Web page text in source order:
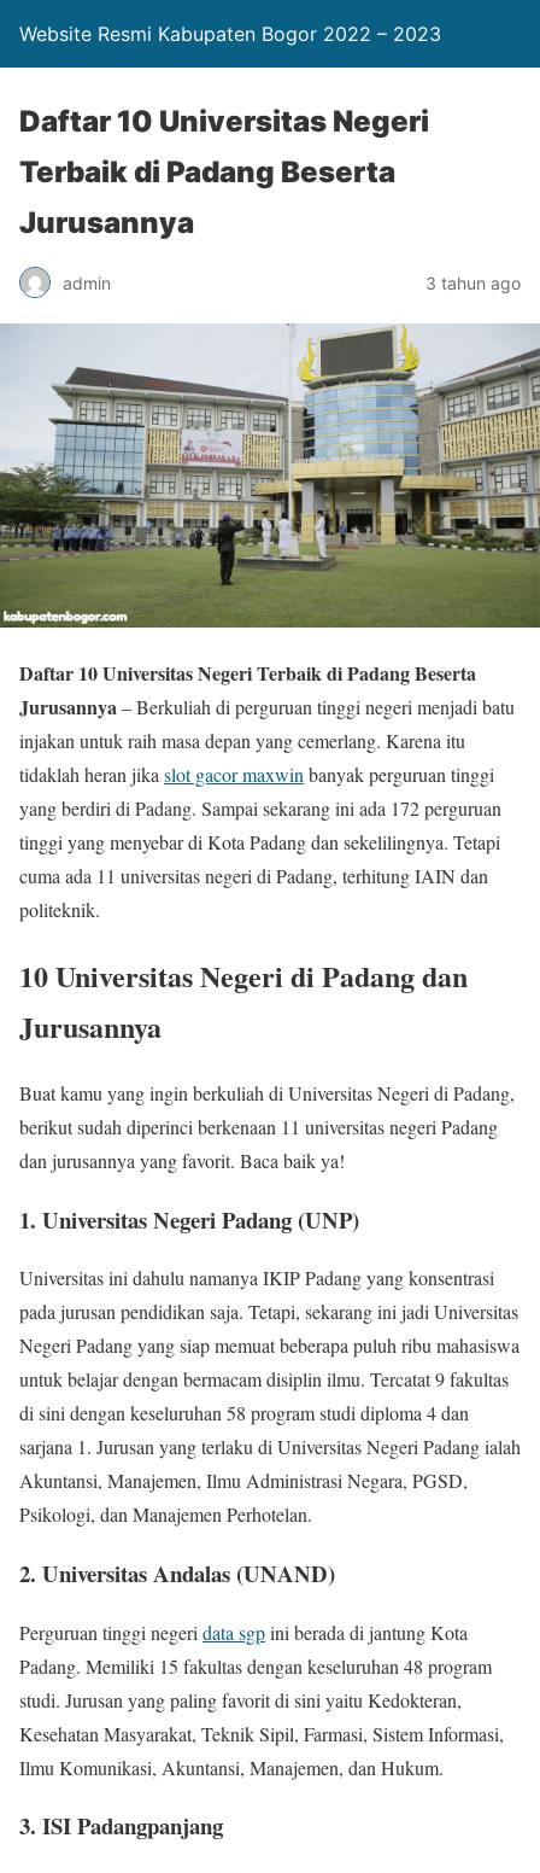
Website Resmi Kabupaten Bogor 2022 – 2023
Daftar 10 Universitas Negeri
Terbaik di Padang Beserta
Jurusannya
admin 3 tahun ago
Daftar 10 Universitas Negeri Terbaik di Padang Beserta
Jurusannya– Berkuliah di perguruan tinggi negeri menjadi batu
injakan untuk raih masa depan yang cemerlang. Karena itu
tidaklah heran jika slot gacor maxwin banyak perguruan tinggi
yang berdiri di Padang. Sampai sekarang ini ada 172 perguruan
tinggi yang menyebar di Kota Padang dan sekelilingnya. Tetapi
cuma ada 11 universitas negeri di Padang, terhitung IAIN dan
politeknik.
10 Universitas Negeri di Padang dan
Jurusannya
Buat kamu yang ingin berkuliah di Universitas Negeri di Padang,
berikut sudah diperinci berkenaan 11 universitas negeri Padang
dan jurusannya yang favorit. Baca baik ya!
1. Universitas Negeri Padang (UNP)
Universitas ini dahulu namanya IKIP Padang yang konsentrasi
pada jurusan pendidikan saja. Tetapi, sekarang ini jadi Universitas
Negeri Padang yang siap memuat beberapa puluh ribu mahasiswa
untuk belajar dengan bermacam disiplin ilmu. Tercatat 9 fakultas
di sini dengan keseluruhan 58 program studi diploma 4 dan
sarjana 1. Jurusan yang terlaku di Universitas Negeri Padang ialah
Akuntansi, Manajemen, Ilmu Administrasi Negara, PGSD,
Psikologi, dan Manajemen Perhotelan.
2. Universitas Andalas (UNAND)
Perguruan tinggi negeri data sgpini berada di jantung Kota
Padang. Memiliki 15 fakultas dengan keseluruhan 48 program
studi. Jurusan yang paling favorit di sini yaitu Kedokteran,
Kesehatan Masyarakat, Teknik Sipil, Farmasi, Sistem Informasi,
Ilmu Komunikasi, Akuntansi, Manajemen, dan Hukum.
3. ISI Padangpanjang